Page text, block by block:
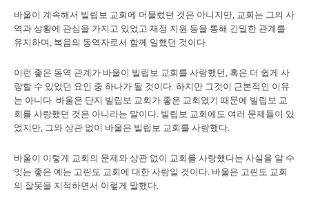
바울이 계속해서 빌립보 교회에 머물렀던 것은 아니지만, 교회는 그의 사
역과 상황에 관심을 가지고 있었고 재정 지원 등을 통해 긴밀한 관계를
유지하며, 복음의 동역자로서 함께 일했던 것이다.
이런 좋은 동역 관계가 바울이 빌립보 교회를 사랑했던, 혹은 더 쉽게 사
랑할 수 있었던 요인 중 하나가 될 것이다. 하지만 그것이 근본적인 이유
는 아니다. 바울은 단지 빌립보 교회가 좋은 교회였기 때문에 빌립보 교
회를 사랑했던 것은 아니라는 말이다. 빌립보 교회에도 여러 문제들이 있
었지만, 그와 상관 없이 바울은 빌립보 교회를 사랑했다.
바울이 이렇게 교회의 문제와 상관 없이 교회를 사랑했다는 사실을 알 수
잇는 좋은 예는 고린도 교회에 대한 사랑일 것이다. 바울은 고린도 교회
의 잘못을 지적하면서 이렇게 말했다.